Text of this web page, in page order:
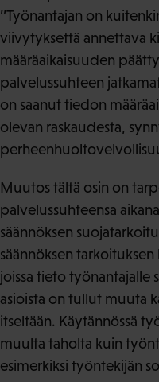
’’Työnantajan on
viivytyksettä annettava
määräaikaisuuden
palvelussuhteen
on saanut tiedon
olevan raskaudesta,
Muutos tältä osin on
palvelussuhteensa
säännöksen
säännöksen tarkoituksen
joissa tieto työnantajalle
asioista on tullut muuta
itseltään. Käytännössä
muulta taholta kuin
esimerkiksi työntekijän